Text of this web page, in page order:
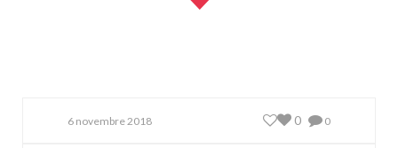
6 novembre 2018 0
0